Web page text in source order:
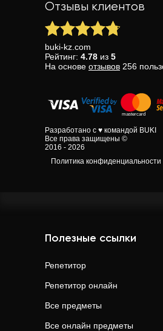
Отзывы клиентов
buki-kz.com
Рейтинг: 4.78 из 5
На основе отзывов 256
Разработано с ♥ командой BUKI
Все права защищены ©
2016 - 2026
Политика конфиденциальности
Полезные ссылки
Репетитор
Репетитор онлайн
Все предметы
Все онлайн предметы